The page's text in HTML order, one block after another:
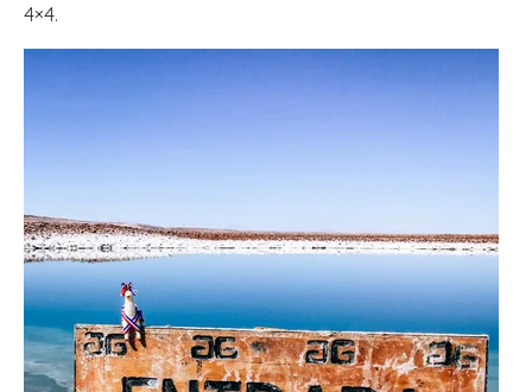
4×4.